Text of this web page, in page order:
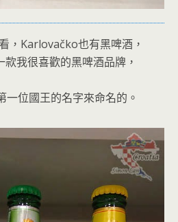
，Karlovačko也有黑啤酒，
我很喜歡的黑啤酒品牌，
一位國王的名字來命名的。